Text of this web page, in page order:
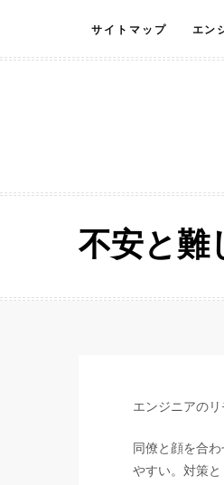
content
サイトマップ エン
不安と難
エンジニアの
同僚と顔を合
やすい。対策